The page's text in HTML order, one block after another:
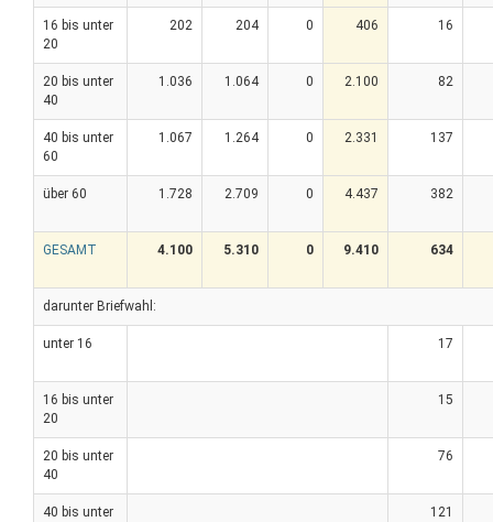
16 bis unter
20
202 204 0 406 16
20 bis unter
40
1.036 1.064 0 2.100 82
40 bis unter
60
1.067 1.264 0 2.331 137
über 60 1.728 2.709 0 4.437 382
GESAMT 4.100 5.310 0 9.410 634
darunter Briefwahl:
unter 16 17
16 bis unter
20
15
20 bis unter
40
76
40 bis unter
121